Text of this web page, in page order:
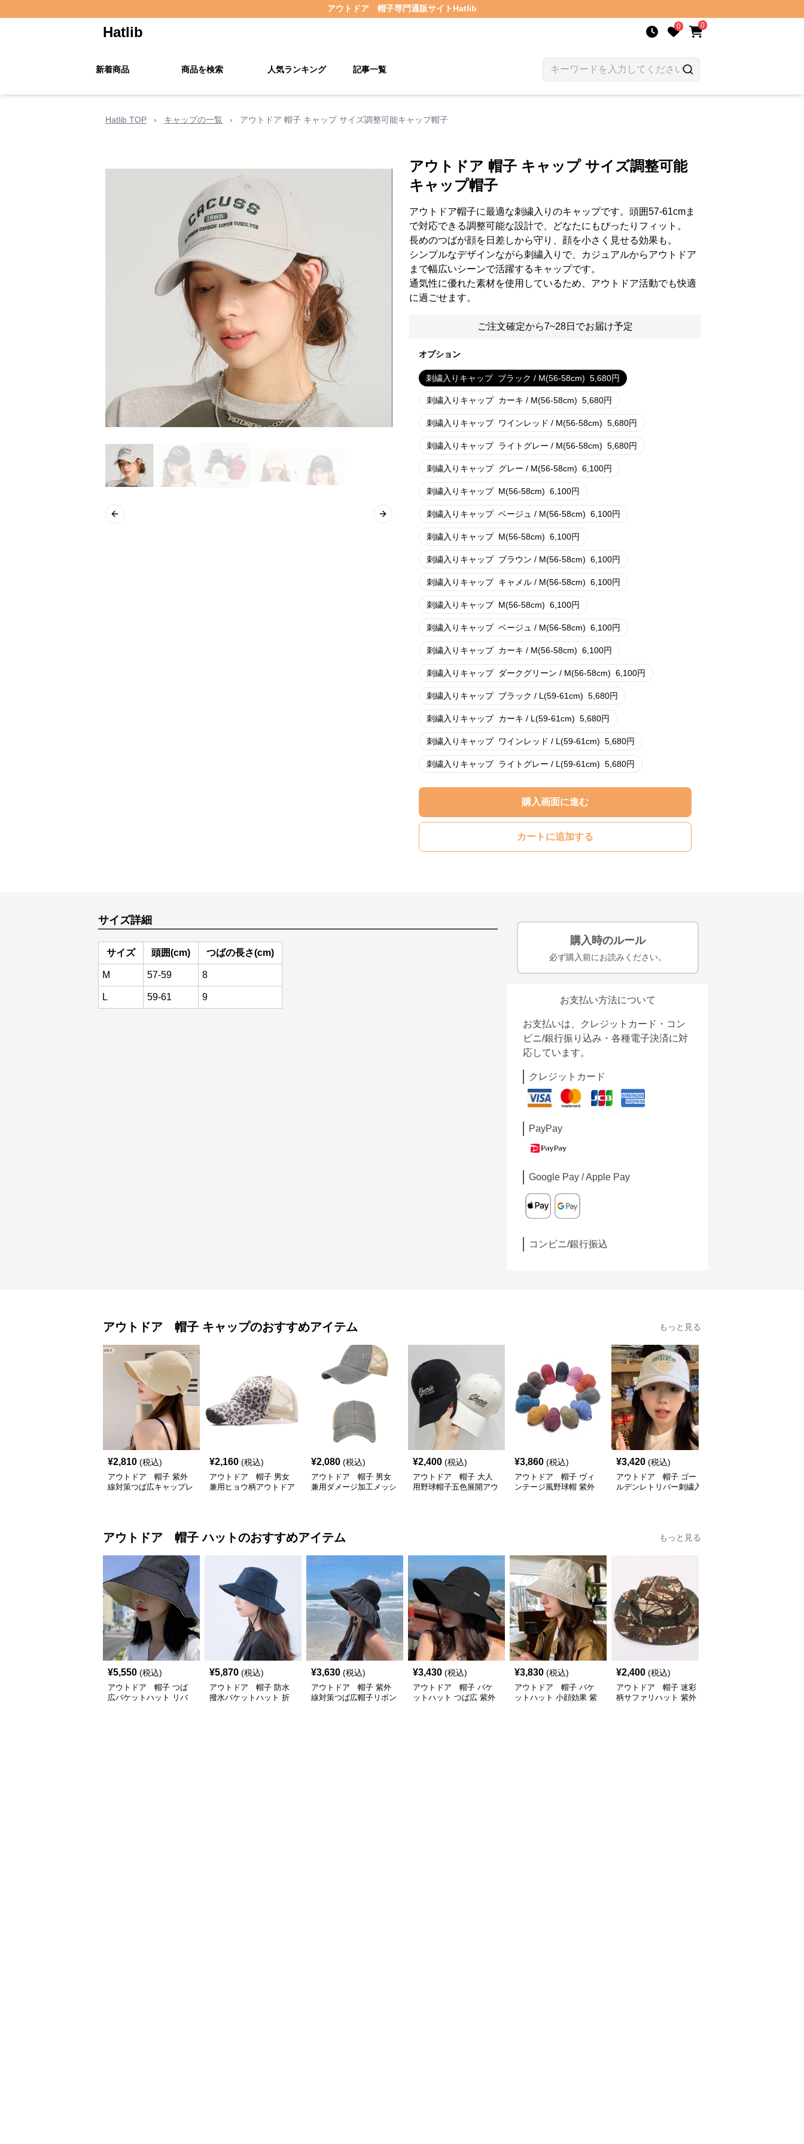
アウトドア 帽子専門通販サイト Hatlib
Hatlib 0 0
新着商品 商品を検索 人気ランキング 記事一覧
Hatlib TOP › キャップの一覧 › アウトドア 帽子 キャップ サイズ調整可能キャップ帽子
Previous slide Next slide
アウトドア 帽子 キャップ サイズ調整可能
キャップ帽子
アウトドア帽子に最適な刺繍入りのキャップです。頭囲57-61cmま
で対応できる調整可能な設計で、どなたにもぴったりフィット。
長めのつばが顔を日差しから守り、顔を小さく見せる効果も。
シンプルなデザインながら刺繍入りで、カジュアルからアウトドア
まで幅広いシーンで活躍するキャップです。
通気性に優れた素材を使用しているため、アウトドア活動でも快適
に過ごせます。
ご注文確定から7~28日でお届け予定
オプション
刺繍入りキャップ ブラック / M(56-58cm) 5,680円
刺繍入りキャップ カーキ / M(56-58cm) 5,680円
刺繍入りキャップ ワインレッド / M(56-58cm) 5,680円
刺繍入りキャップ ライトグレー / M(56-58cm) 5,680円
刺繍入りキャップ グレー / M(56-58cm) 6,100円
刺繍入りキャップ M(56-58cm) 6,100円
刺繍入りキャップ ベージュ / M(56-58cm) 6,100円
刺繍入りキャップ M(56-58cm) 6,100円
刺繍入りキャップ ブラウン / M(56-58cm) 6,100円
刺繍入りキャップ キャメル / M(56-58cm) 6,100円
刺繍入りキャップ M(56-58cm) 6,100円
刺繍入りキャップ ベージュ / M(56-58cm) 6,100円
刺繍入りキャップ カーキ / M(56-58cm) 6,100円
刺繍入りキャップ ダークグリーン / M(56-58cm) 6,100円
刺繍入りキャップ ブラック / L(59-61cm) 5,680円
刺繍入りキャップ カーキ / L(59-61cm) 5,680円
刺繍入りキャップ ワインレッド / L(59-61cm) 5,680円
刺繍入りキャップ ライトグレー / L(59-61cm) 5,680円
購入画面に進む
カートに追加する
サイズ詳細
サイズ 頭囲(cm) つばの長さ(cm)
M 57-59 8
L 59-61 9
購入時のルール
必ず購入前にお読みください。
お支払い方法について
お支払いは、クレジットカード・コン
ビニ/銀行振り込み・各種電子決済に対
応しています。
クレジットカード
PayPay
Google Pay / Apple Pay
コンビニ/銀行振込
アウトドア 帽子 キャップのおすすめアイテム もっと見る
¥2,810 (税込)
アウトドア 帽子 紫外
線対策つば広キャップレ
¥2,160 (税込)
アウトドア 帽子 男女
兼用ヒョウ柄アウトドア
¥2,080 (税込)
アウトドア 帽子 男女
兼用ダメージ加工メッシ
¥2,400 (税込)
アウトドア 帽子 大人
用野球帽子五色展開アウ
¥3,860 (税込)
アウトドア 帽子 ヴィ
ンテージ風野球帽 紫外
¥3,420 (税込)
アウトドア 帽子 ゴー
ルデンレトリバー刺繍入
アウトドア 帽子 ハットのおすすめアイテム もっと見る
¥5,550 (税込)
アウトドア 帽子 つば
広バケットハット リバ
¥5,870 (税込)
アウトドア 帽子 防水
撥水バケットハット 折
¥3,630 (税込)
アウトドア 帽子 紫外
線対策つば広帽子リボン
¥3,430 (税込)
アウトドア 帽子 バケ
ットハット つば広 紫外
¥3,830 (税込)
アウトドア 帽子 バケ
ットハット 小顔効果 紫
¥2,400 (税込)
アウトドア 帽子 迷彩
柄サファリハット 紫外